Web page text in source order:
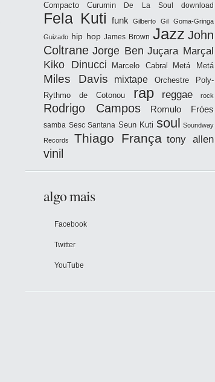
Compacto
Curumin De La Soul download
Fela Kuti funk Gilberto Gil Goma-Gringa
Guizado hip hop James Brown Jazz John
Coltrane Jorge Ben Juçara Marçal
Kiko Dinucci Marcelo Cabral Metá Metá
Miles Davis mixtape
Orchestre Poly-
Rythmo de Cotonou
rap reggae rock
Rodrigo Campos Romulo Fróes
samba Sesc Santana Seun Kuti soul Soundway
Records Thiago França tony allen
vinil
algo mais
Facebook
Twitter
YouTube